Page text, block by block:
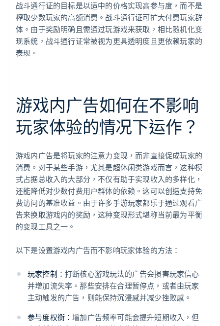
战斗通行证的目标是以适中的价格实现高参与度，而不是
榨取少数玩家的高额消费。战斗通行证可扩大付费玩家群
体。由于奖励明确且需通过玩游戏来获取，相比随机化变
现系统，战斗通行证常被视为更具透明度且更依赖玩家的
表现。
游戏内广告如何在不影响
玩家体验的情况下运作？
游戏内广告是将玩家的注意力变现，而非直接促成玩家的
消费。对于某些手游，尤其是超休闲类游戏而言，这种模
式占据总收入的大部分，不仅有助于实现收入的多样化，
还能降低对少数付费用户群体的依赖。这可以创造支持免
费访问的基准收益。由于许多手游玩家都乐于通过观看广
告来换取游戏内的奖励，这种变现形式堪称当前最为平衡
的变现工具之一。
以下是设置游戏内广告而不影响玩家体验的方法：
玩家控制： 打断核心游戏玩法的广告会损害玩家信心
并增加流失率。那些安排在合理暂停点，或者由玩家
主动触发的广告，则能保持沉浸感并减少挫败感。
参与度权衡：增加广告频率可能会提升短期收入，但